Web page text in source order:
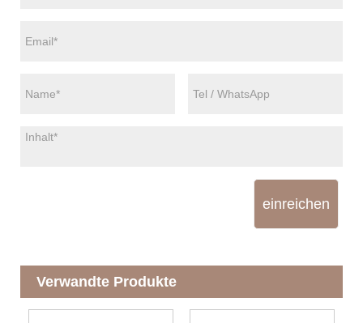
einreichen
Verwandte Produkte